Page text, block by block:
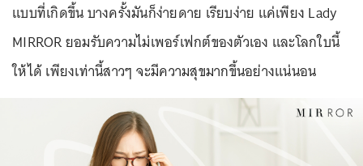
แบบที่เกิดขึ้น บางครั้งมันก็ง่ายดาย เรียบง่าย แค่เพียง Lady
MIRROR ยอมรับความไม่เพอร์เฟกต์ของตัวเอง และโลกใบนี้
ให้ได้ เพียงเท่านี้สาวๆ จะมีความสุขมากขึ้นอย่างแน่นอน